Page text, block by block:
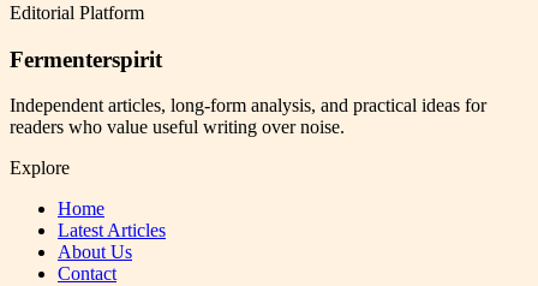
Editorial Platform
Fermenterspirit
Independent articles, long-form analysis, and practical ideas for
readers who value useful writing over noise.
Explore
Home
Latest Articles
About Us
Contact